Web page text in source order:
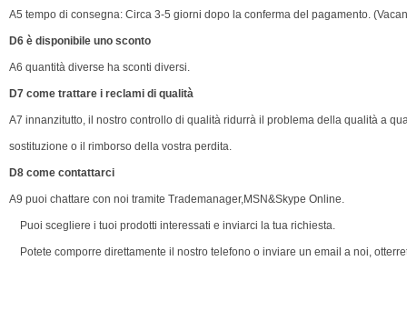
A5 tempo di consegna: Circa 3-5 giorni dopo la conferma del pagamento.
D6 è disponibile uno sconto
A6 quantità diverse ha sconti diversi.
D7 come trattare i reclami di qualità
A7 innanzitutto, il nostro controllo di qualità ridurrà il problema della qualità a
sostituzione o il rimborso della vostra perdita.
D8 come contattarci
A9 puoi chattare con noi tramite Trademanager,MSN&Skype Online.
Puoi scegliere i tuoi prodotti interessati e inviarci la tua richiesta.
Potete comporre direttamente il nostro telefono o inviare un email a noi,